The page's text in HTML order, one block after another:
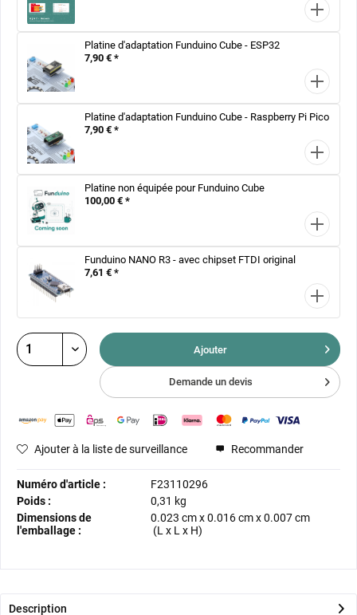
Platine d'adaptation Funduino Cube - ESP32
7,90 € *
Platine d'adaptation Funduino Cube - Raspberry Pi Pico
7,90 € *
Platine non équipée pour Funduino Cube
100,00 € *
Funduino NANO R3 - avec chipset FTDI original
7,61 € *
Ajouter
Demande un devis
Ajouter à la liste de surveillance Recommander
Numéro d'article :
F23110296
Poids :
0,31 kg
Dimensions de
l'emballage :
0.023 cmx0.016 cmx0.007 cm
(L x L x H)
Description